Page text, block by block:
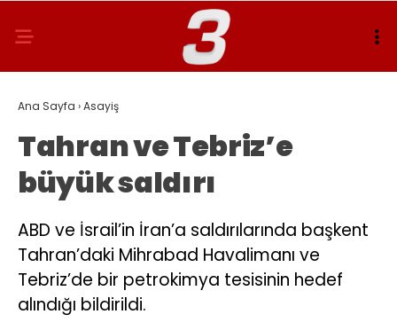
Ana Sayfa ›Asayiş
Tahran ve Tebriz’e
büyük saldırı
ABD ve İsrail’in İran’a saldırılarında başkent
Tahran’daki Mihrabad Havalimanı ve
Tebriz’de bir petrokimya tesisinin hedef
alındığı bildirildi.